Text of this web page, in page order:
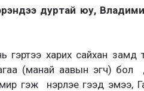
дуртай юу,
гэртээ харих сайхан замд
(манай аавын эгч) бол
гэж нэрлэе гээд эмээ,